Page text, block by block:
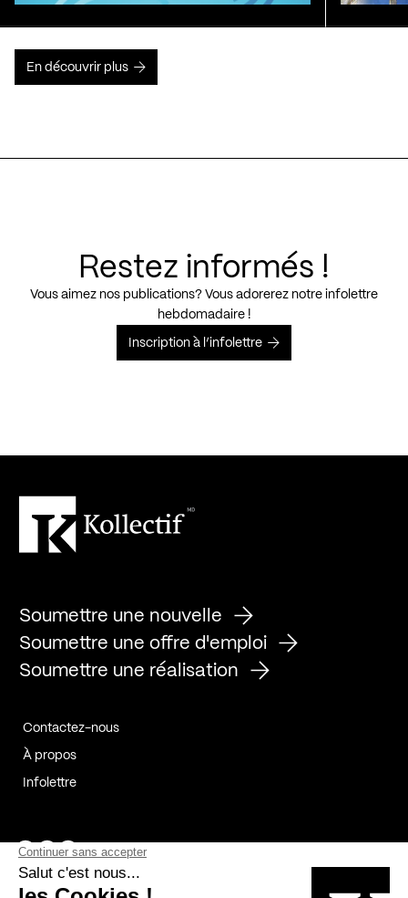
En découvrir plus
Restez informés !
Vous aimez nos publications? Vous adorerez notre infolettre
hebdomadaire !
Inscription à l’infolettre
Soumettre une nouvelle
Soumettre une offre d'emploi
Soumettre une réalisation
Contactez-nous
À propos
Infolettre
Page Facebook de Kollectif
Page Instagram de Kollectif
Page Linkedin de Kollectif